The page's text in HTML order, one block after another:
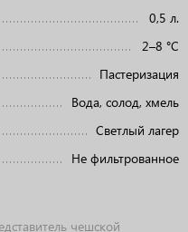
0,5 л.
2–8 °C
Пастеризация
Вода, солод, хмель
Светлый лагер
Не фильтрованное
чешской